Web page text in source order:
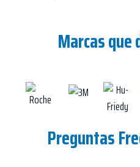
Marcas
Preguntas